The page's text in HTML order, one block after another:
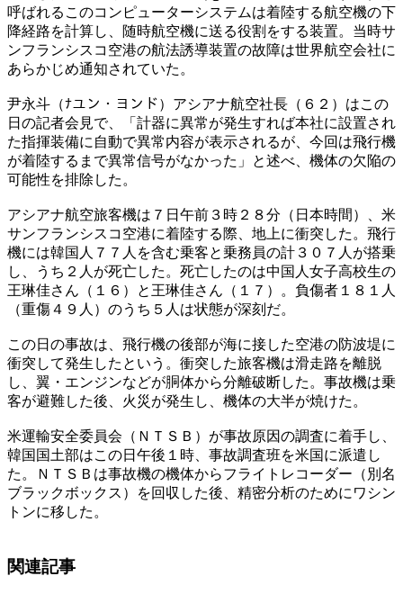
呼ばれるこのコンピューターシステムは着陸する航空機の下
降経路を計算し、随時航空機に送る役割をする装置。当時サ
ンフランシスコ空港の航法誘導装置の故障は世界航空会社に
あらかじめ通知されていた。
尹永斗（ﾅユン・ヨンド）アシアナ航空社長（６２）はこの
日の記者会見で、「計器に異常が発生すれば本社に設置され
た指揮装備に自動で異常内容が表示されるが、今回は飛行機
が着陸するまで異常信号がなかった」と述べ、機体の欠陥の
可能性を排除した。
アシアナ航空旅客機は７日午前３時２８分（日本時間）、米
サンフランシスコ空港に着陸する際、地上に衝突した。飛行
機には韓国人７７人を含む乗客と乗務員の計３０７人が搭乗
し、うち２人が死亡した。死亡したのは中国人女子高校生の
王琳佳さん（１６）と王琳佳さん（１７）。負傷者１８１人
（重傷４９人）のうち５人は状態が深刻だ。
この日の事故は、飛行機の後部が海に接した空港の防波堤に
衝突して発生したという。衝突した旅客機は滑走路を離脱
し、翼・エンジンなどが胴体から分離破断した。事故機は乗
客が避難した後、火災が発生し、機体の大半が焼けた。
米運輸安全委員会（ＮＴＳＢ）が事故原因の調査に着手し、
韓国国土部はこの日午後１時、事故調査班を米国に派遣し
た。ＮＴＳＢは事故機の機体からフライトレコーダー（別名
ブラックボックス）を回収した後、精密分析のためにワシン
トンに移した。
関連記事